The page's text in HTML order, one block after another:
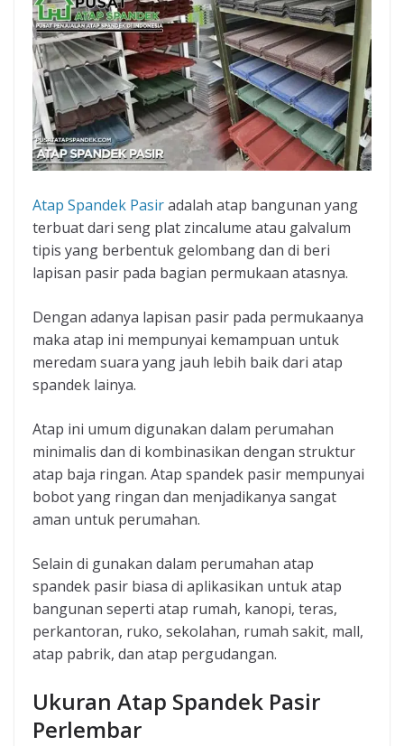
Atap Spandek Pasiradalah atap bangunan yang
terbuat dari seng plat zincalume atau galvalum
tipis yang berbentuk gelombang dan di beri
lapisan pasir pada bagian permukaan atasnya.
Dengan adanya lapisan pasir pada permukaanya
maka atap ini mempunyai kemampuan untuk
meredam suara yang jauh lebih baik dari atap
spandek lainya.
Atap ini umum digunakan dalam perumahan
minimalis dan di kombinasikan dengan struktur
atap baja ringan. Atap spandek pasir mempunyai
bobot yang ringan dan menjadikanya sangat
aman untuk perumahan.
Selain di gunakan dalam perumahan atap
spandek pasir biasa di aplikasikan untuk atap
bangunan seperti atap rumah, kanopi, teras,
perkantoran, ruko, sekolahan, rumah sakit, mall,
atap pabrik, dan atap pergudangan.
Ukuran Atap Spandek Pasir
Perlembar